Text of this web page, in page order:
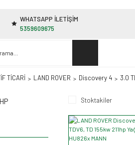
WHATSAPP İLETİŞİM
5359609675
TİCARİ LAND ROVER Discovery 4 3.0
Stoktakiler